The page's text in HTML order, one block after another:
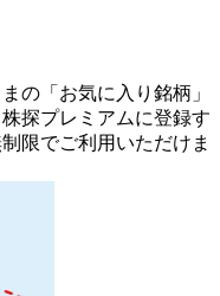
の 「お気に入り銘柄」
株探プレミアムに登録す
限でご利用いただけま